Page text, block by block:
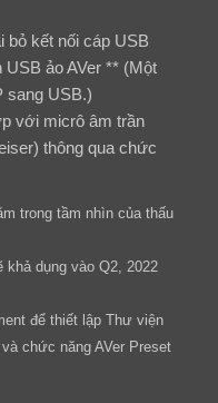
bỏ kết nối cáp USB
ảo AVer ** (Một
sang USB.)
với micrô âm trần
thông qua chức
trong tầm nhìn của thấu
dụng vào Q2, 2022
để thiết lập Thư viện
chức năng AVer Preset